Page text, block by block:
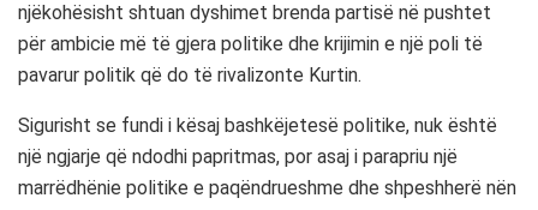
njëkohësisht shtuan dyshimet brenda partisë në pushtet
për ambicie më të gjera politike dhe krijimin e një poli të
pavarur politik që do të rivalizonte Kurtin.
Sigurisht se fundi i kësaj bashkëjetesë politike, nuk është
një ngjarje që ndodhi papritmas, por asaj i parapriu një
marrëdhënie politike e paqëndrueshme dhe shpeshherë nën